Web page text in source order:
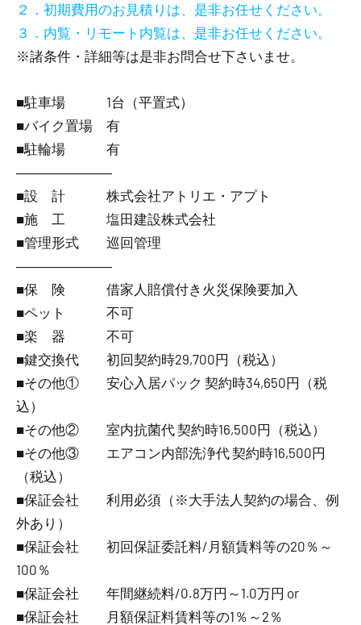
２．初期費用のお見積りは、是非お任せください。
３．内覧・リモート内覧は、是非お任せください。
※諸条件・詳細等は是非お問合せ下さいませ。
■駐車場 1台（平置式）
■バイク置場 有
■駐輪場 有
―――――――
■設 計 株式会社アトリエ・アプト
■施 工 塩田建設株式会社
■管理形式 巡回管理
―――――――
■保 険 借家人賠償付き火災保険要加入
■ペット 不可
■楽 器 不可
■鍵交換代 初回契約時29,700円（税込）
■その他① 安心入居パック 契約時34,650円（税
込）
■その他② 室内抗菌代 契約時16,500円（税込）
■その他③ エアコン内部洗浄代 契約時16,500円
（税込）
■保証会社 利用必須（※大手法人契約の場合、例
外あり）
■保証会社 初回保証委託料/月額賃料等の20％～
100％
■保証会社 年間継続料/0.8万円～1.0万円 or
■保証会社 月額保証料賃料等の1％～2％